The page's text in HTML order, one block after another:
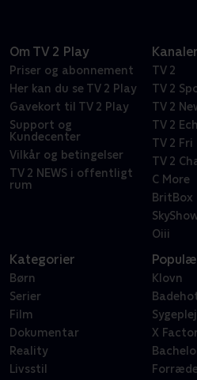
Om TV 2 Play
Priser og abonnement
Her kan du se TV 2 Play
Gavekort til TV 2 Play
Support og
Kundecenter
Vilkår og betingelser
TV 2 NEWS i offentligt
rum
Kanaler
TV 2
TV 2
TV 2
TV 2
TV 2 Fri
TV 2
C More
BritBox
Oiii
Kategorier
Børn
Serier
Film
Dokumentar
Reality
Livsstil
Klovn
X